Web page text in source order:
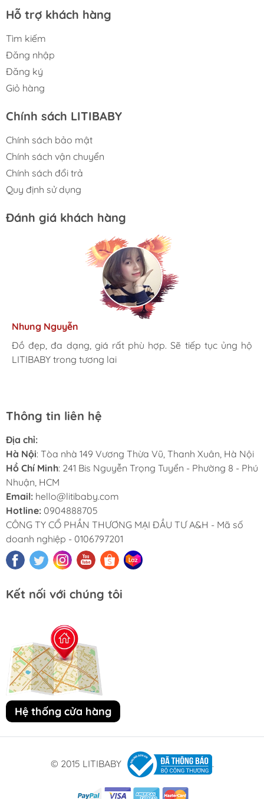
Hỗ trợ khách hàng
Tìm kiếm
Đăng nhập
Đăng ký
Giỏ hàng
Chính sách LITIBABY
Chính sách bảo mật
Chính sách vận chuyển
Chính sách đổi trả
Quy định sử dụng
Đánh giá khách hàng
Tâm Vũ
Mình rất ưng khi đến LITIBABY. Ở đây có rất nhiều mặt
hàng phong phú, tha hồ lựa chọn. Nhân viên chuyên
Nhung Nguyễn
Đồ đẹp, đa dạng, giá rất phù hợp. Sẽ tiếp tục ủng hộ
LITIBABY trong tương lai
Ngọc Anh
Lần đầu mua hàng và trở thành khách hàng thân thiết
luôn. Tuyệt vời LITIBABY ơi
Nhà mình đã mua cho 3 con từ khi các bé mới 1 tuổi đến
giờ là 5 năm rồi, Sản phẩm tốt, giá hợp lý
Thu Thủy
LiTibaby đồ đẹp và nhiều mẫu mã, đặc biệt có nhiều
size đại, bé nhà mình hơn 50kg mua ở ngoài rất khó
Thông tin liên hệ
Địa chỉ:
Hà Nội: Tòa nhà 149 Vương Thừa Vũ, Thanh Xuân, Hà Nội
Hồ Chí Minh: 241 Bis Nguyễn Trọng Tuyển - Phường 8 - Phú
Nhuận, HCM
Email: hello@litibaby.com
Hotline: 0904888705
CÔNG TY CỔ PHẦN THƯƠNG MẠI ĐẦU TƯ A&H - Mã số
doanh nghiệp - 0106797201
Kết nối với chúng tôi
Hệ thống cửa hàng
© 2015 LITIBABY .